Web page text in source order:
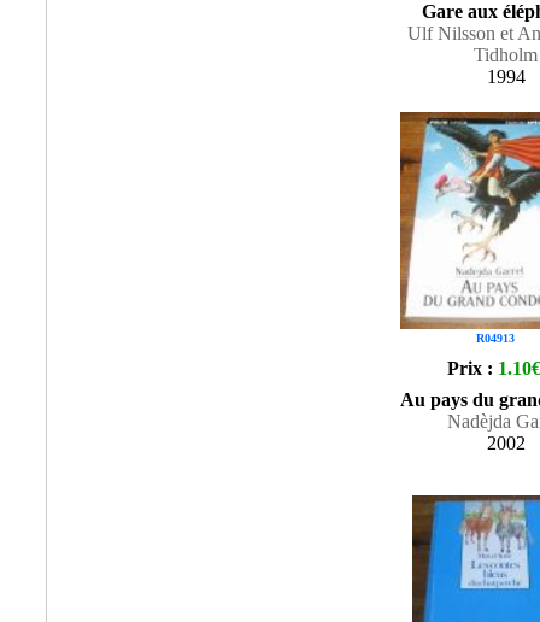
Gare aux
Ulf Nilsson et
Tidholm
1994
R04913
Prix : 1.10€
Au pays du
Nadèjda
2002